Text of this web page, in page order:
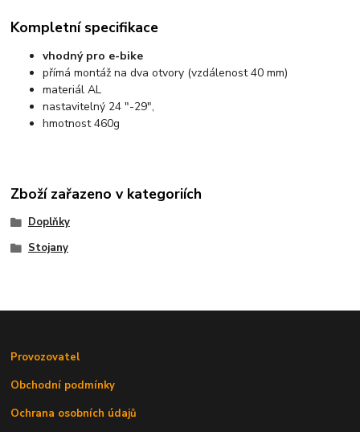
Kompletní specifikace
vhodný pro e-bike
přímá montáž na dva otvory (vzdálenost 40 mm)
materiál AL
nastavitelný 24 "-29",
hmotnost 460g
Zboží zařazeno v kategoriích
Doplňky
Stojany
Provozovatel
Obchodní podmínky
Ochrana osobních údajů